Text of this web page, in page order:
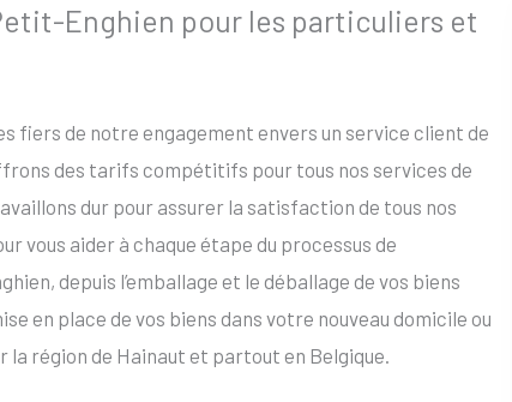
Enghien pour les particuliers et
fiers de notre engagement envers un service client de
des tarifs compétitifs pour tous nos services de
dur pour assurer la satisfaction de tous nos
vous aider à chaque étape du processus de
depuis l’emballage et le déballage de vos biens
en place de vos biens dans votre nouveau domicile ou
la région de Hainaut et partout en Belgique.